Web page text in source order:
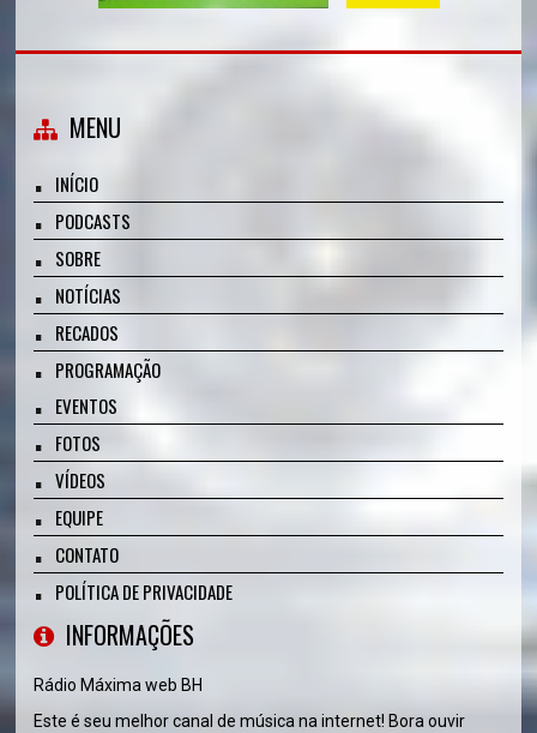
MENU
INÍCIO
PODCASTS
SOBRE
NOTÍCIAS
RECADOS
PROGRAMAÇÃO
EVENTOS
FOTOS
VÍDEOS
EQUIPE
CONTATO
POLÍTICA DE PRIVACIDADE
INFORMAÇÕES
Rádio Máxima web BH
Este é seu melhor canal de música na internet! Bora ouvir